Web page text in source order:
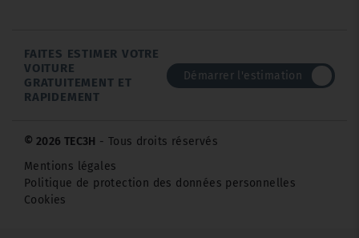
FAITES ESTIMER VOTRE
VOITURE
GRATUITEMENT ET
RAPIDEMENT
Démarrer l'estimation
© 2026 TEC3H - Tous droits réservés
Mentions légales
Politique de protection des données personnelles
Cookies